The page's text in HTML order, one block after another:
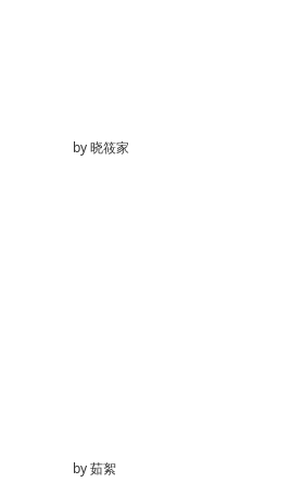
by晓筱家
by茹絮